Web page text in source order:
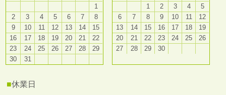
1
2
3 4 5 6 7
8
9
10 11 12 13 14
15
16
17 18 19 20 21
22
23
24 25 26 27 28
29
30
31
1
2 3 4
5
6
7 8 9 10 11
12
13
14 15 16 17 18
19
20
21 22 23 24 25
26
27
28 29 30
■休業日